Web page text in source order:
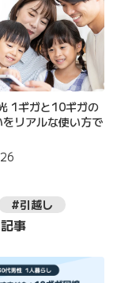
1ギガと10ギガの
リアルな使い方で
#引越し
事